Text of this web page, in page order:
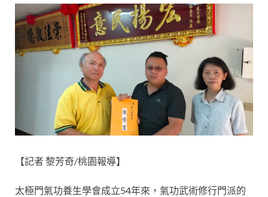
【記者 黎芳奇/桃園報導】
太極門氣功養生學會成立54年來，氣功武術修行門派的